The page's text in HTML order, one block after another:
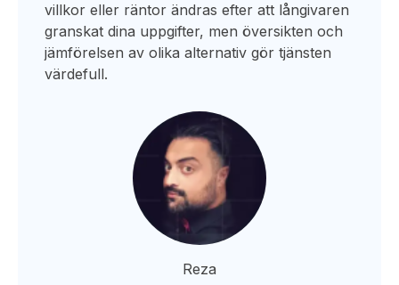
villkor eller räntor ändras efter att långivaren
granskat dina uppgifter, men översikten och
jämförelsen av olika alternativ gör tjänsten
värdefull.
Reza